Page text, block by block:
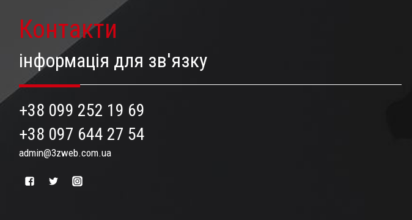
Контакти
інформація для зв'язку
+38 099 252 19 69
+38 097 644 27 54
admin@3zweb.com.ua